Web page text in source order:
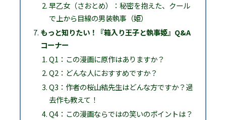
早乙女（さおとめ）：秘密を抱えた、クール
で上から目線の男装執事（姫）
もっと知りたい！『箱入り王子と執事姫』Q&A
コーナー
Q1：この漫画に原作はありますか？
Q2：どんな人におすすめですか？
Q3：作者の桜山結先生はどんな方ですか？過
去作も教えて！
Q4：この漫画ならではの笑いのポイントは？